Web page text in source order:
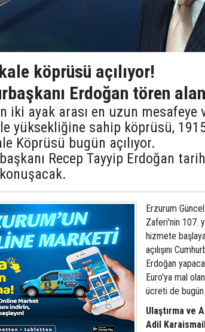
köprüsü açılıyor!
Erdoğan tören
iki ayak arası en uzun mesafeye
yüksekliğine sahip köprüsü,
Köprüsü bugün açılıyor.
Recep Tayyip Erdoğan
Erzurum
Zaferi'nin 107.
hizmete
açılışını
Erdoğan
Euro'ya mal
ücreti de
Ulaştırma ve
Adil